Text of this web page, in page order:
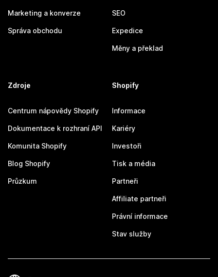
Marketing a konverze
Správa obchodu
SEO
Expedice
Měny a překlad
Zdroje
Centrum nápovědy Shopify
Dokumentace k rozhraní API
Komunita Shopify
Blog Shopify
Průzkum
Shopify
Informace
Kariéry
Investoři
Tisk a média
Partneři
Affiliate partneři
Právní informace
Stav služby